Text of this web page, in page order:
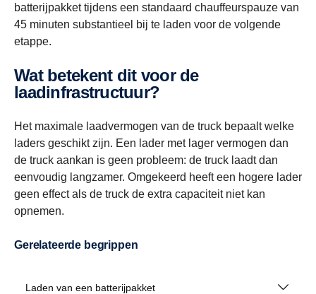
batterijpakket tijdens een standaard chauffeurspauze van
45 minuten substantieel bij te laden voor de volgende
etappe.
Wat betekent dit voor de
laadinfrastructuur?
Het maximale laadvermogen van de truck bepaalt welke
laders geschikt zijn. Een lader met lager vermogen dan
de truck aankan is geen probleem: de truck laadt dan
eenvoudig langzamer. Omgekeerd heeft een hogere lader
geen effect als de truck de extra capaciteit niet kan
opnemen.
Gerelateerde begrippen
Laden van een batterijpakket